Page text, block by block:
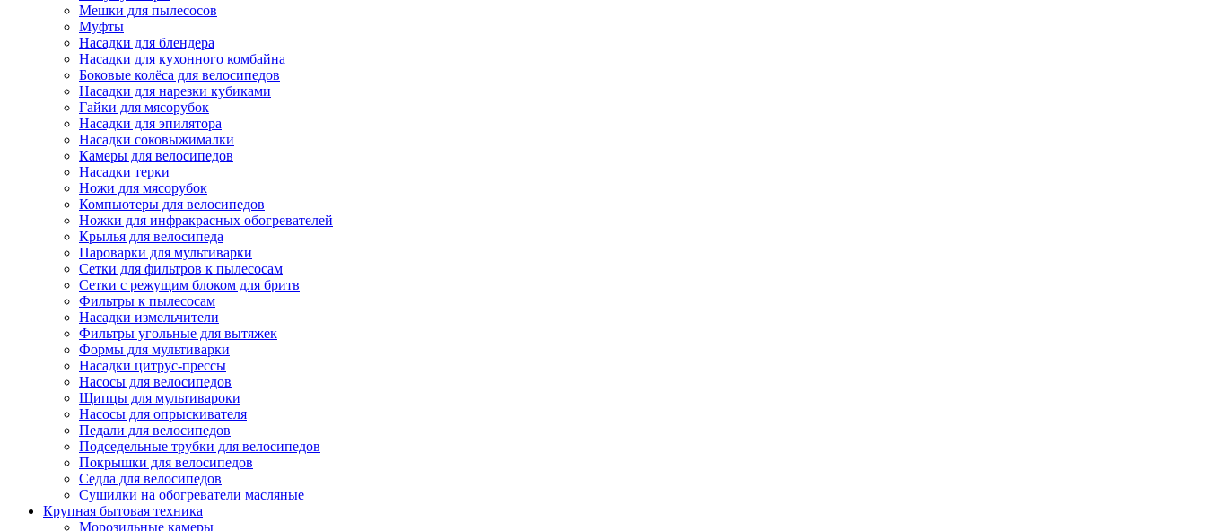
Мешки для пылесосов
Муфты
Насадки для блендера
Насадки для кухонного комбайна
Боковые колёса для велосипедов
Насадки для нарезки кубиками
Гайки для мясорубок
Насадки для эпилятора
Насадки соковыжималки
Камеры для велосипедов
Насадки терки
Ножи для мясорубок
Компьютеры для велосипедов
Ножки для инфракрасных обогревателей
Крылья для велосипеда
Пароварки для мультиварки
Сетки для фильтров к пылесосам
Сетки с режущим блоком для бритв
Фильтры к пылесосам
Насадки измельчители
Фильтры угольные для вытяжек
Формы для мультиварки
Насадки цитрус-прессы
Насосы для велосипедов
Щипцы для мультивароки
Насосы для опрыскивателя
Педали для велосипедов
Подседельные трубки для велосипедов
Покрышки для велосипедов
Седла для велосипедов
Сушилки на обогреватели масляные
Крупная бытовая техника
Морозильные камеры